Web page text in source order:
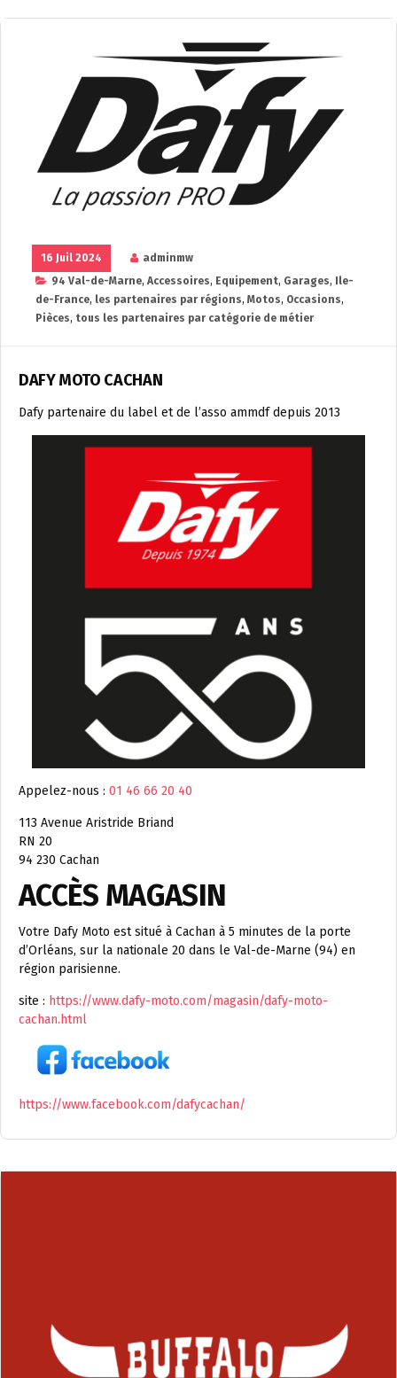
16 Juil 2024
adminmw
94 Val-de-Marne, Accessoires, Equipement, Garages, Ile-
de-France, les partenaires par régions, Motos, Occasions,
Pièces, tous les partenaires par catégorie de métier
DAFY MOTO CACHAN
Dafy partenaire du label et de l’asso ammdf depuis 2013
Appelez-nous : 01 46 66 20 40
113 Avenue Aristride Briand
RN 20
94 230 Cachan
ACCÈS MAGASIN
Votre Dafy Moto est situé à Cachan à 5 minutes de la porte
d’Orléans, sur la nationale 20 dans le Val-de-Marne (94) en
région parisienne.
site : https://www.dafy-moto.com/magasin/dafy-moto-
cachan.html
https://www.facebook.com/dafycachan/